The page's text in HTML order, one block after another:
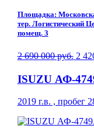
Площадка:
тер. Логистический
помещ. 3
2 690 000 руб. 2
ISUZU АФ-
2019 г.в. , пробег